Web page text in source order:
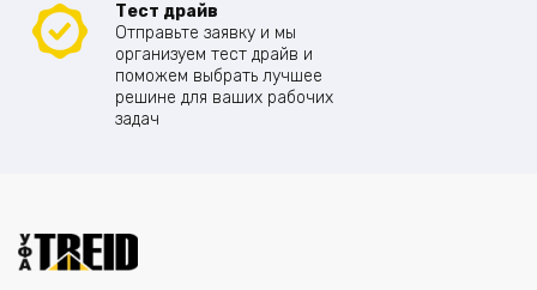
Тест драйв
Отправьте заявку и мы
организуем тест драйв и
поможем выбрать лучшее
решине для ваших рабочих
задач